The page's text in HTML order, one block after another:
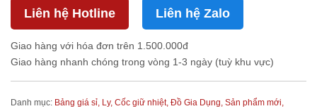
Liên hệ Hotline Liên hệ Zalo
Giao hàng với hóa đơn trên 1.500.000đ
Giao hàng nhanh chóng trong vòng 1-3 ngày (tuỳ khu vực)
Danh mục: Bảng giá sỉ, Ly, Cốc giữ nhiệt, Đồ Gia Dụng, Sản phẩm mới,